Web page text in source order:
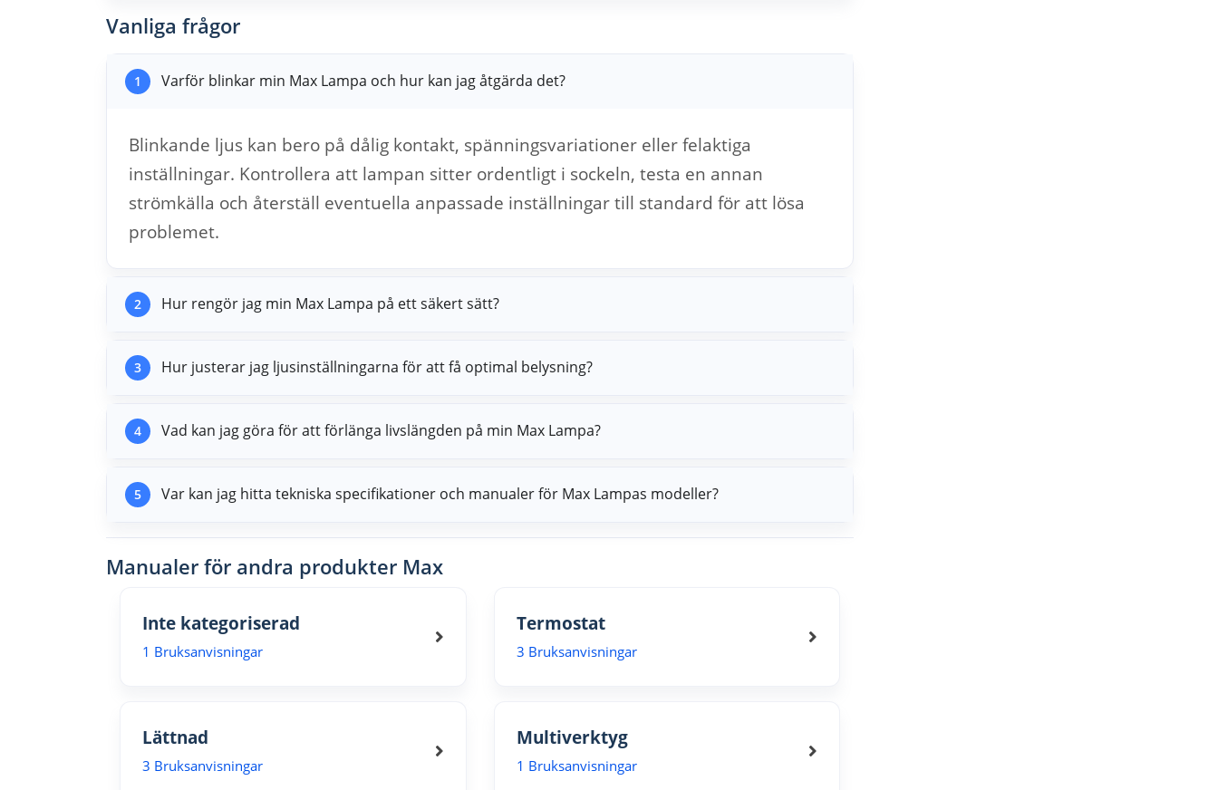
Vanliga frågor
1 Varför blinkar min Max Lampa och hur kan jag åtgärda det?
Blinkande ljus kan bero på dålig kontakt, spänningsvariationer eller felaktiga
inställningar. Kontrollera att lampan sitter ordentligt i sockeln, testa en annan
strömkälla och återställ eventuella anpassade inställningar till standard för att lösa
problemet.
2 Hur rengör jag min Max Lampa på ett säkert sätt?
3 Hur justerar jag ljusinställningarna för att få optimal belysning?
4 Vad kan jag göra för att förlänga livslängden på min Max Lampa?
5 Var kan jag hitta tekniska specifikationer och manualer för Max Lampas modeller?
Manualer för andra produkter Max
Inte kategoriserad
1 Bruksanvisningar
Termostat
3 Bruksanvisningar
Lättnad
3 Bruksanvisningar
Multiverktyg
1 Bruksanvisningar